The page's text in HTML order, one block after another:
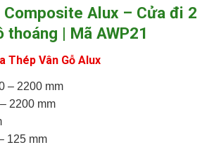
Composite Alux – Cửa đi 2
thoáng | Mã AWP21
Thép Vân Gỗ Alux
– 2200 mm
2200 mm
125 mm